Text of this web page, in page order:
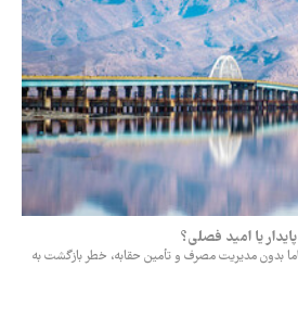
یا امید فصلی؟
بدون مدیریت مصرف و تأمین حقابه، خطر بازگشت به